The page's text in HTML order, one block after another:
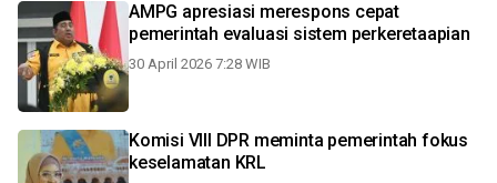
AMPG apresiasi merespons cepat
pemerintah evaluasi sistem perkeretaapian
30 April 2026 7:28 WIB
Komisi VIII DPR meminta pemerintah fokus
keselamatan KRL